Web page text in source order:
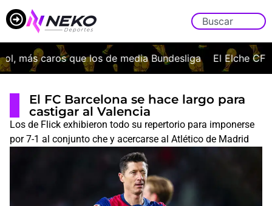
más caros que los de media Bundesliga El Elche CF
El FC Barcelona se hace largo para
castigar al Valencia
Los de Flick exhibieron todo su repertorio para imponerse
por 7-1 al conjunto che y acercarse al Atlético de Madrid